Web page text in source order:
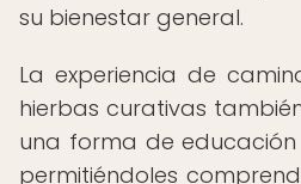
su bienestar general.
La experiencia de
hierbas curativas
una forma de
permitiéndoles